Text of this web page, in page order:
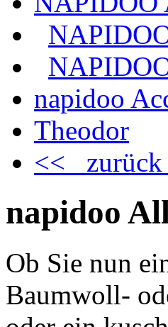
napidoo
Theodor
<< zurück
napidoo
Ob Sie nun
Baumwoll-